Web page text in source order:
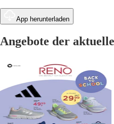
App herunterladen
Angebote der